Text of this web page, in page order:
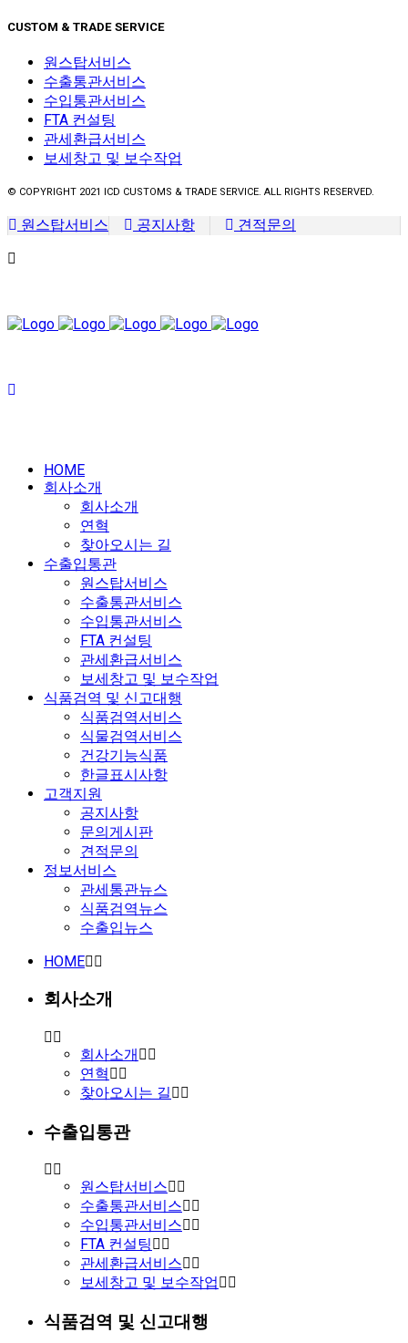
CUSTOM & TRADE SERVICE
원스탑서비스
수출통관서비스
수입통관서비스
FTA 컨설팅
관세환급서비스
보세창고 및 보수작업
© COPYRIGHT 2021 ICD CUSTOMS & TRADE SERVICE. ALL RIGHTS RESERVED.
원스탑서비스 공지사항 견적문의
HOME
회사소개
회사소개
연혁
찾아오시는 길
수출입통관
원스탑서비스
수출통관서비스
수입통관서비스
FTA 컨설팅
관세환급서비스
보세창고 및 보수작업
식품검역 및 신고대행
식품검역서비스
식물검역서비스
건강기능식품
한글표시사항
고객지원
공지사항
문의게시판
견적문의
정보서비스
관세통관뉴스
식품검역뉴스
수출입뉴스
HOME
회사소개
회사소개
연혁
찾아오시는 길
수출입통관
원스탑서비스
수출통관서비스
수입통관서비스
FTA 컨설팅
관세환급서비스
보세창고 및 보수작업
식품검역 및 신고대행